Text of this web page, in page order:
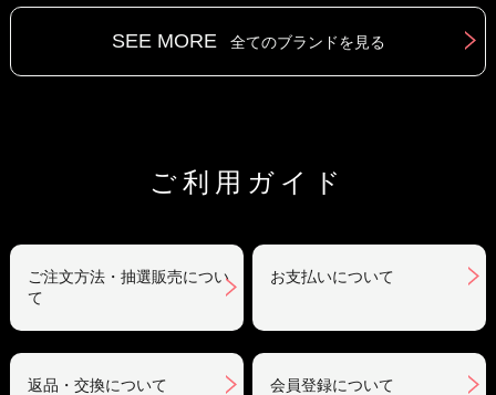
SEE MORE 全てのブランドを見る
ご利用ガイド
ご注文方法・抽選販売につい
て
お支払いについて
返品・交換について 会員登録について